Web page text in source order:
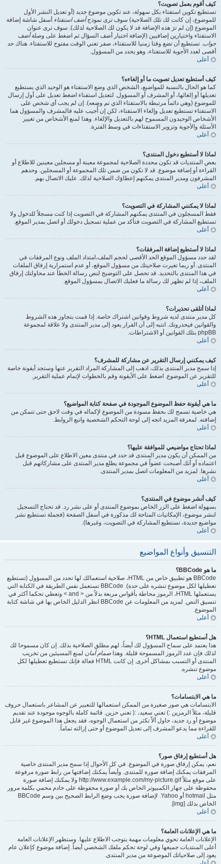
كيف أقوم بعمل تصويت؟
تستطيع تكوين استفتاء بكل سهولة، عند تكوين موضوع جديد (أو تعديل النشر الأول
للموضوع، إن كانت لك تلك الصلاحية) سوف ترى نموذجأضف استفتاء أسفل شاشة إضافة
الموضوع (إن لم ترَ هذه الإضافة قد لا يكون لك الصلاحية لذلك). سوف ترى عنوان
الاستفتاء واختيارين إضافيين (لإضافة اختيار أضف السؤال ثم اضغط على وصلةأضف
جواب. تستطيع أن تضع وقتا زمنيا للاستفتاء، صفر تعني الوقت مفتوح للاستفتاء. هناك حد
أقصى لعدد الأجوبة للاستفتاء، وهو يحدد من المسؤول.
أعلى
كيف أستطيع تعديل تصويت ما أو إلغاءه؟
كما هو الحال بالنسبة للمواضيع، الشخص الذي وضع الاستفتاء هو الوحيد الذي يستطيع
تعديلها أو إلغائها، أو المشرف أو المسؤول. لتعديل استفتاء اضغط تعديل على أول إرسال
للموضوع (وهي دائماً مرتبطة بالاستفتاء الذي تم وضعه). إن لم يجب أي شخص على
الاستفتاء تستطيع تعديل وإلغاء الاستفتاء، لكن إن أُجيب عليه فالمشرف والمسؤول هما
الأشخاص الوحيدون المسموح لهم بالتعديل والإلغاء. وهذا لمنع الأشخاص من تغيير
الأسئلة والأجوبة وتزوير الاستفتاءات في وسط الفترة.
أعلى
لماذا لا أستطيع دخول المنتدى؟
بعض المنتديات قد تكون محددة الصلاحية لمجموعة معينة أو مسجلين معينين للاطلاع أو
القراءة أو إضافة موضوع. قد لا تكون من ضمن تلك المجموعة أو المسجلين. وحدهم
المشرفون ومدير المنتدى يمكنهم إعطاؤك الصلاحية لذلك. عليك الاتصال بهم.
أعلى
لماذا لا يمكنني المشاركة في التصويت؟
فقط المسجلون في المنتدى يمكنهم المشاركة في التصويت إذا كنت مسجلاً للدخول ولا
تستطيع المشاركة في التصويت فتأكد من عملية تسجيل دخولك أو اتصل بمدير الموقع.
أعلى
لماذا لا أستطيع إضافة المرفقات؟
لقد حدد مسؤول الموقع الحد الأقصى لحجم الملف،امتداد الملف ونوع المرفقات في
المنتدى. أو ربما تغيرت صلاحيتك من مسؤول الموقع، أو عدم استمرارية إرفاق الملفات
في هذا المنتدى بالتحديد. قد تحصل على التوضيح لنص رسالة الخطأ عند محاولتك إرفاق
الملف، إذا لم تظهر لك رسالة ما فعليك الاتصال بمسؤول الموقع.
أعلى
لماذا أتلقى تحذيرات؟
كل مدير منتدى لديه شروط وقوانين اشتراك خاصة. إذا قمت بتجاوز هذه الشروط
والقوانين فيحذرونك. انتبه إلى أن القرار يعود إلى مدير المنتدى ولا علاقة لمجموعة
phpBB بتلك القوانين أو الاشتراطات.
أعلى
كيف يمكنني إرسال التقرير عن مشاركة للمشرف؟
إذا سمح مدير المنتدى بذلك، اذهب إلى المشاركة المراد التقرير عنها وستجد أيقونة خاصة
للتقرير عن الموضوع. اضغط على الأيقونة وقم بالخطوات لإتمام عملية التقرير.
أعلى
ما هي أيقونة حفظ الموضوع الموجودة في صفحة كتابة المواضيع؟
هي خاصية تسمح لك بحفظ مسودة من الموضوع لإكماله في وقت لاحق حتى تتمكن من
إضافته. لمعرفة المزيد اتجه إلى لوحة التحكم الشخصية واتبع الروابط.
أعلى
لماذا تحتاج مواضيعي للموافقة عليها؟
من الممكن أن يكون مدير المنتدى قد حدد في منتدى معين الاطلاع على الموضوع قبل
اعتماده أو أنك أصبحت عضواً في مجموعة يطلع مدير المنتدى على مشاركاتهم قبل
نشرها. لمزيد من المعلومات اتصل بمدير المنتدى.
أعلى
كيف أنشر موضوع في المنتدى؟
بسهولة اضغط على الزر الخاص بموضوع المنتدى أو على نشر رد. قد تحتاج التسجيل
لنشر موضوع، الإمكانيات المتاحة لك مذكورة في أسفل الصفحة (فجملة تستطيع نشر
مواضيع جديدة، تستطيع المشاركة في التصويت، وغيرها).
أعلى
التنسيق وأنواع المواضيع
ما هو BBCode؟
BBCode هو تطبيق خاص من HTML، صلاحية استعمالك لها تحدد من المسؤول (تستطيع
تعطيلها لكل موضوع تنشره على حدة). BBCode تستعمل نفس الطريقة في الكتابة التي
يستعملها HTML، الرموز محاطة بأقواس مربعة بدلاً من < and > وتعطي تحكما أكثر في
تنسيق النص. لمزيد من المعلومات عن BBCode انظر الدليل الخاص بها في شاشة كتابة
الموضوع.
أعلى
هل أستطيع استعمال HTML؟
هذا يعتمد على سماح المسؤول لك أيضاً، لهم مطلق الصلاحية بذلك. إن كان مسموحا لك
لذلك فإن عدد الرموز المسموحة قليلة. وهذا صمام أمان لمنع المسيئين من تخريب
المنتدى أو التسبب بمشاكل أخرى. إن كانت HTML فعالة فإنك تستطيع تعطيلها لكل
موضوع تنشره.
أعلى
ما هي الابتسامات؟
الابتسامات هي صور صغيرة من الممكن استعمالها للتعبير عن المشاعر باستعمال حروف
قليلة، مثلاً الرمزين :) تعني سعيد، :( تعني حزين. قائمة كاملة بالوجوه موجودة عند تقديم
موضوع أو رد جديد، حاول ألاّ تكثر من استعمال الوجوه، فقد يجعل هذا الموضوع غير قابل
للقراءة مما يدعو المشرف إلى تعديل الموضوع أو حتى إزالته تماماً.
أعلى
هل أستطيع إرفاق صور؟
نعم، يمكن إرفاق صورة في الموضوع. في كل الأحوال إذا سمح مدير المنتدى خاصية
المرفقات يمكنك إضافة صورة للمنتدى. وأيضاً يمكنك إضافتها من رابط صورة مرفوعة
على موقع مثلاً http://www.example.com/my-picture.gif ولا يمكنك إضافة صورة
محفوظة على جهاز الكمبيوتر الخاص بك أو صورة محفوظة على خادم محمي بكلمة مرور
مثل hotmail أو Yahoo. لإضافة صورة يجب وضع الرابط الصحيح بين وسم BBCode
الخاص بذلك [img].
أعلى
ما هي الإعلانات العامة؟
الإعلانات العامة تحوي معلومات مهمة يتوجب الاطلاع عليها. وستظهر الإعلانات العامة
أعلى المنتديات جميعها وفي لوحة تحكم ملفك الشخصي أيضاً. إضافة موضوع كإعلان عام
يعود إلى صلاحياتك الموضوعة من مدير المنتدى.